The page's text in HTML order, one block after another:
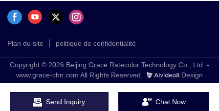
Plan du site politique de confidentialité
Copyright © 2026 Beijing Grace Ratecolor Technology Co., Ltd. -
www.grace-chn.com All Rights Reserved.
Design
Send Inquiry Chat Now